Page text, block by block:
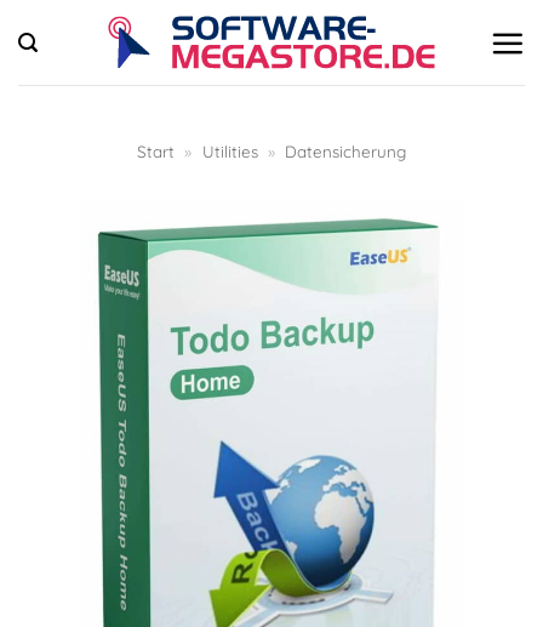
Inhalt
springen
Start » Utilities » Datensicherung